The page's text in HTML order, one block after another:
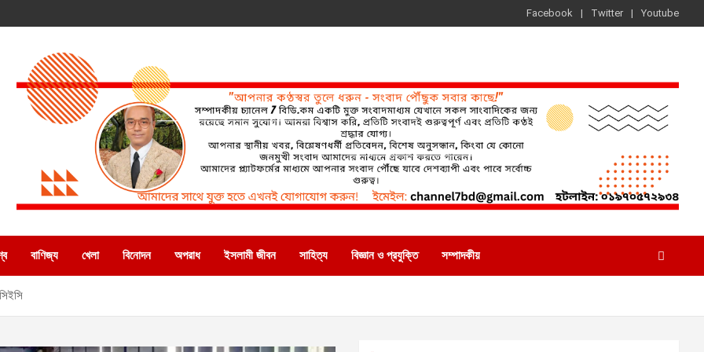
Facebook Twitter Youtube
বাণিজ্য খেলা বিনোদন অপরাধ ইসলামী জীবন সাহিত্য বিজ্ঞান ও প্রযুক্তি সম্পাদকীয়